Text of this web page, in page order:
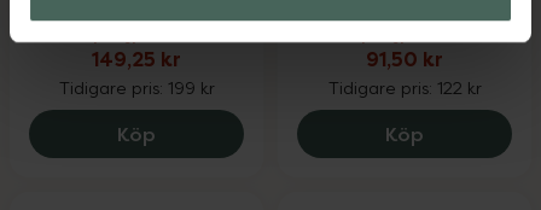
149,25 kr
Tidigare pris: 199 kr
Köp Eucerin Anti-Pigment Spot Corrector,
91,50 kr
Tidigare pris: 122 kr
Köp Monkids